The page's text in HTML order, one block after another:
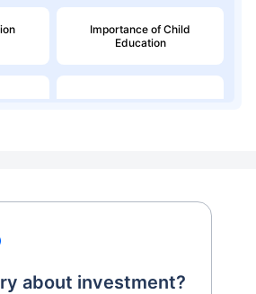
Importance of Child
Education
about investment?